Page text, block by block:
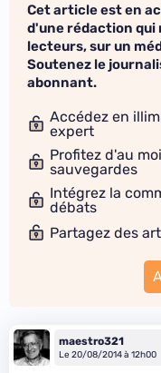
Cet article est en
d'une rédaction qui
lecteurs, sur un
Soutenez le
abonnant.
Accédez en
expert
Profitez d'au
sauvegardes
Intégrez la
débats
Partagez des
maestro321
Le 20/08/2014 à 12h00